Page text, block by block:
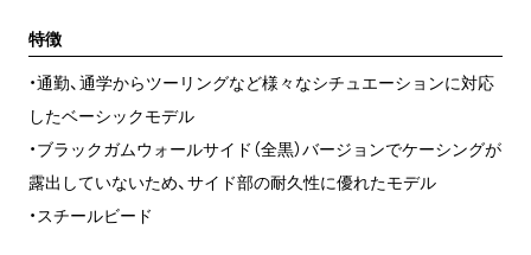
特徴
・通勤、通学からツーリングなど様々なシチュエーションに対応
したベーシックモデル
・ブラックガムウォールサイド（全黒）バージョンでケーシングが
露出していないため、サイド部の耐久性に優れたモデル
・スチールビード